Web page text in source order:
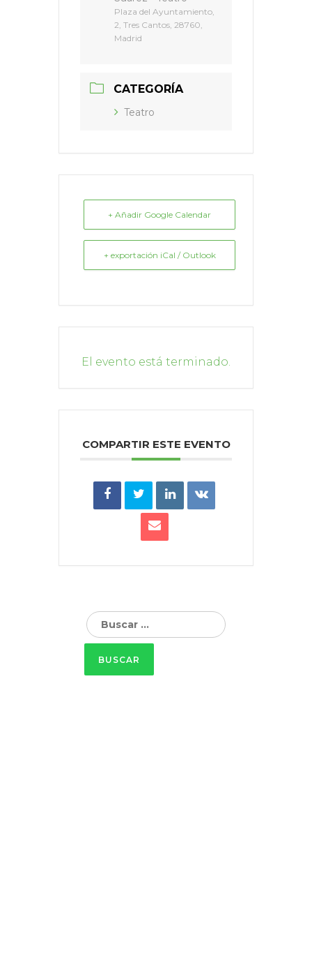
Plaza del Ayuntamiento,
2, Tres Cantos, 28760,
Madrid
CATEGORÍA
Teatro
+ Añadir Google Calendar
+ exportación iCal / Outlook
El evento está terminado.
COMPARTIR ESTE EVENTO
Buscar: